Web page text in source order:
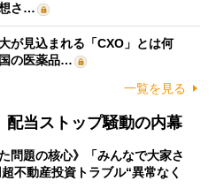
さ…
が見込まれる「CXO」とは何
の医薬品…
一覧を見る
配当ストップ騒動の内幕
問題の核心》「みんなで大家さ
不動産投資トラブル“異常なく